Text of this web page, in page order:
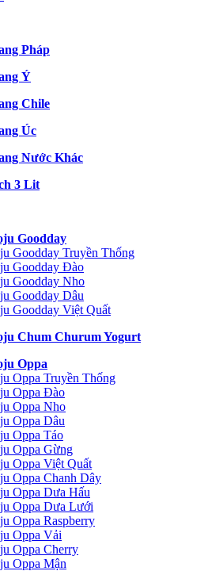
Pháp
Ý
Chile
Úc
Nước Khác
3 Lit
Goodday
Goodday Truyền Thống
Goodday Đào
Goodday Nho
Goodday Dâu
Goodday Việt Quất
Chum Churum Yogurt
Oppa
Oppa Truyền Thống
Oppa Đào
Oppa Nho
Oppa Dâu
Oppa Táo
Oppa Gừng
Oppa Việt Quất
Oppa Chanh Dây
Oppa Dưa Hấu
Oppa Dưa Lưới
Oppa Raspberry
Oppa Vải
Oppa Cherry
Oppa Mận